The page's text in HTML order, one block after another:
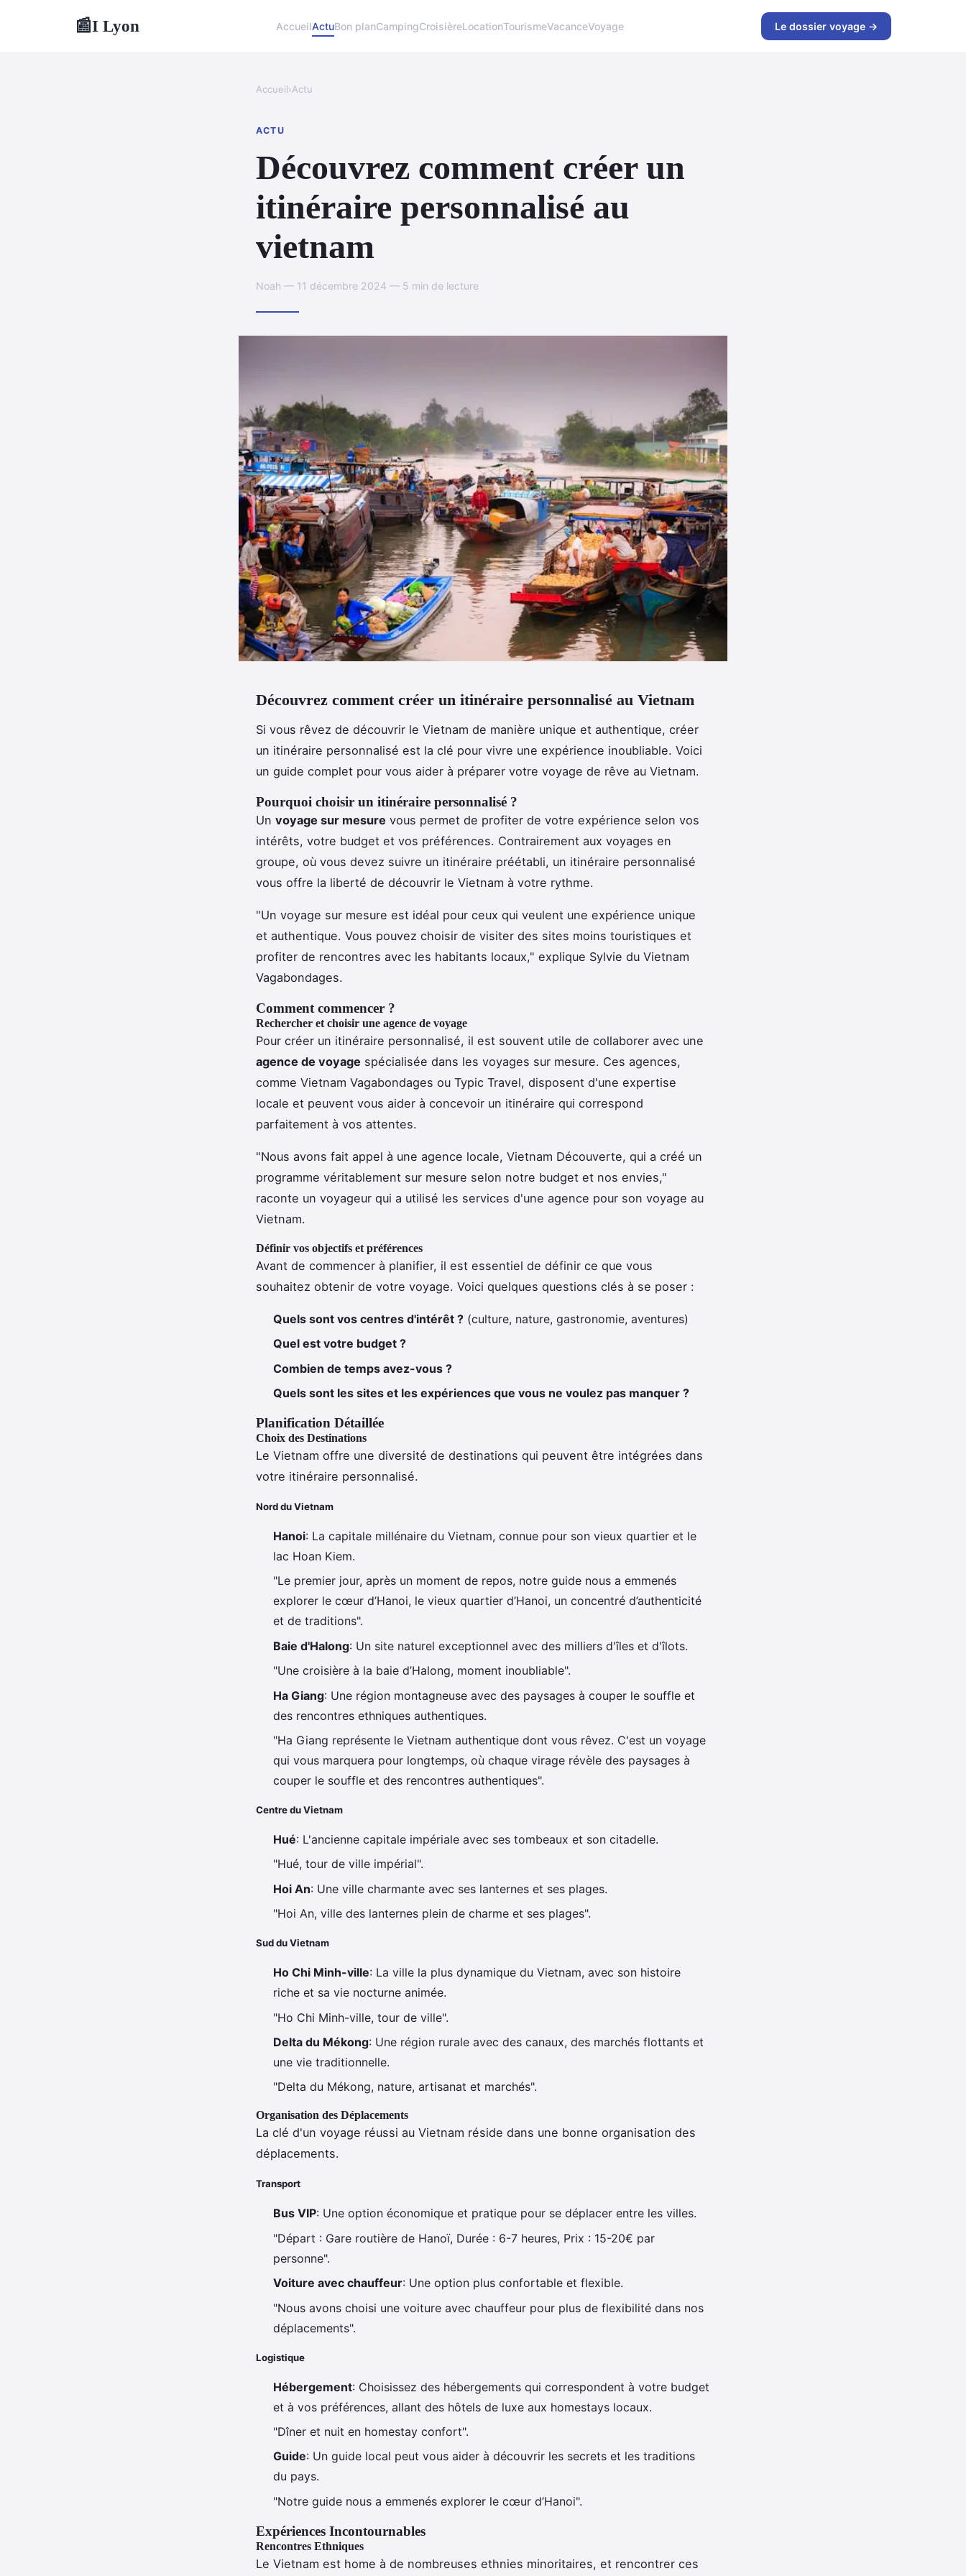
📰I Lyon AccueilActuBon planCampingCroisièreLocationTourismeVacanceVoyage Le dossier voyage →
Accueil›Actu
ACTU
Découvrez comment créer un
itinéraire personnalisé au
vietnam
Noah — 11 décembre 2024 — 5 min de lecture
Découvrez comment créer un itinéraire personnalisé au Vietnam
Si vous rêvez de découvrir le Vietnam de manière unique et authentique, créer
un itinéraire personnalisé est la clé pour vivre une expérience inoubliable. Voici
un guide complet pour vous aider à préparer votre voyage de rêve au Vietnam.
Pourquoi choisir un itinéraire personnalisé ?
Un voyage sur mesure vous permet de profiter de votre expérience selon vos
intérêts, votre budget et vos préférences. Contrairement aux voyages en
groupe, où vous devez suivre un itinéraire préétabli, un itinéraire personnalisé
vous offre la liberté de découvrir le Vietnam à votre rythme.
"Un voyage sur mesure est idéal pour ceux qui veulent une expérience unique
et authentique. Vous pouvez choisir de visiter des sites moins touristiques et
profiter de rencontres avec les habitants locaux," explique Sylvie du Vietnam
Vagabondages.
Comment commencer ?
Rechercher et choisir une agence de voyage
Pour créer un itinéraire personnalisé, il est souvent utile de collaborer avec une
agence de voyage spécialisée dans les voyages sur mesure. Ces agences,
comme Vietnam Vagabondages ou Typic Travel, disposent d'une expertise
locale et peuvent vous aider à concevoir un itinéraire qui correspond
parfaitement à vos attentes.
"Nous avons fait appel à une agence locale, Vietnam Découverte, qui a créé un
programme véritablement sur mesure selon notre budget et nos envies,"
raconte un voyageur qui a utilisé les services d'une agence pour son voyage au
Vietnam.
Définir vos objectifs et préférences
Avant de commencer à planifier, il est essentiel de définir ce que vous
souhaitez obtenir de votre voyage. Voici quelques questions clés à se poser :
Quels sont vos centres d'intérêt ? (culture, nature, gastronomie, aventures)
Quel est votre budget ?
Combien de temps avez-vous ?
Quels sont les sites et les expériences que vous ne voulez pas manquer ?
Planification Détaillée
Choix des Destinations
Le Vietnam offre une diversité de destinations qui peuvent être intégrées dans
votre itinéraire personnalisé.
Nord du Vietnam
Hanoi: La capitale millénaire du Vietnam, connue pour son vieux quartier et le
lac Hoan Kiem.
"Le premier jour, après un moment de repos, notre guide nous a emmenés
explorer le cœur d’Hanoi, le vieux quartier d’Hanoi, un concentré d’authenticité
et de traditions".
Baie d'Halong: Un site naturel exceptionnel avec des milliers d'îles et d'îlots.
"Une croisière à la baie d’Halong, moment inoubliable".
Ha Giang: Une région montagneuse avec des paysages à couper le souffle et
des rencontres ethniques authentiques.
"Ha Giang représente le Vietnam authentique dont vous rêvez. C'est un voyage
qui vous marquera pour longtemps, où chaque virage révèle des paysages à
couper le souffle et des rencontres authentiques".
Centre du Vietnam
Hué: L'ancienne capitale impériale avec ses tombeaux et son citadelle.
"Hué, tour de ville impérial".
Hoi An: Une ville charmante avec ses lanternes et ses plages.
"Hoi An, ville des lanternes plein de charme et ses plages".
Sud du Vietnam
Ho Chi Minh-ville: La ville la plus dynamique du Vietnam, avec son histoire
riche et sa vie nocturne animée.
"Ho Chi Minh-ville, tour de ville".
Delta du Mékong: Une région rurale avec des canaux, des marchés flottants et
une vie traditionnelle.
"Delta du Mékong, nature, artisanat et marchés".
Organisation des Déplacements
La clé d'un voyage réussi au Vietnam réside dans une bonne organisation des
déplacements.
Transport
Bus VIP: Une option économique et pratique pour se déplacer entre les villes.
"Départ : Gare routière de Hanoï, Durée : 6-7 heures, Prix : 15-20€ par
personne".
Voiture avec chauffeur: Une option plus confortable et flexible.
"Nous avons choisi une voiture avec chauffeur pour plus de flexibilité dans nos
déplacements".
Logistique
Hébergement: Choisissez des hébergements qui correspondent à votre budget
et à vos préférences, allant des hôtels de luxe aux homestays locaux.
"Dîner et nuit en homestay confort".
Guide: Un guide local peut vous aider à découvrir les secrets et les traditions
du pays.
"Notre guide nous a emmenés explorer le cœur d’Hanoi".
Expériences Incontournables
Rencontres Ethniques
Le Vietnam est home à de nombreuses ethnies minoritaires, et rencontrer ces